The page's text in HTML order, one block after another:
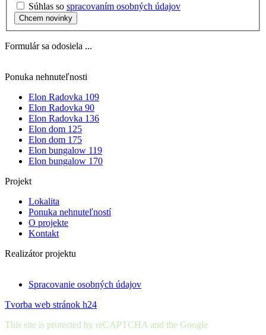
Súhlas so spracovaním osobných údajov
Chcem novinky
Formulár sa odosiela ...
Ponuka nehnuteľnosti
Elon Radovka 109
Elon Radovka 90
Elon Radovka 136
Elon dom 125
Elon dom 175
Elon bungalow 119
Elon bungalow 170
Projekt
Lokalita
Ponuka nehnuteľností
O projekte
Kontakt
Realizátor projektu
Spracovanie osobných údajov
Tvorba web stránok h24
This site is protected by reCAPTCHA and the Google